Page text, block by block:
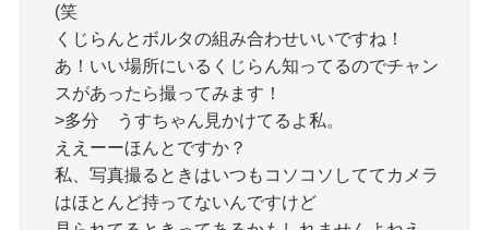
(笑
くじらんとボルタの組み合わせいいですね！
あ！いい場所にいるくじらん知ってるのでチャン
スがあったら撮ってみます！
>多分 うすちゃん見かけてるよ私。
ええーーほんとですか？
私、写真撮るときはいつもコソコソしててカメラ
はほとんど持ってないんですけど